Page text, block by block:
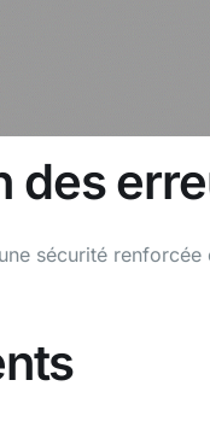
des
sécurité